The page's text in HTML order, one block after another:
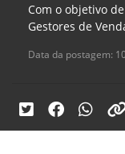
Com o objetivo
Gestores de
Data da postagem: